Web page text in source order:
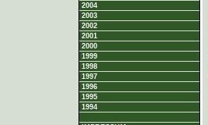
2004
2003
2002
2001
2000
1999
1998
1997
1996
1995
1994